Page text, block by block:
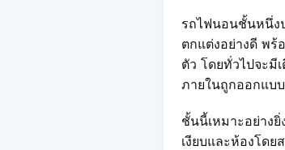
รถไฟนอนชั้นหนึ่ง
ตกแต่งอย่างดี พร้
ตัว โดยทั่วไปจะมี
ภายในถูกออกแบ
ชั้นนี้เหมาะอย่าง
เงียบและห้องโด